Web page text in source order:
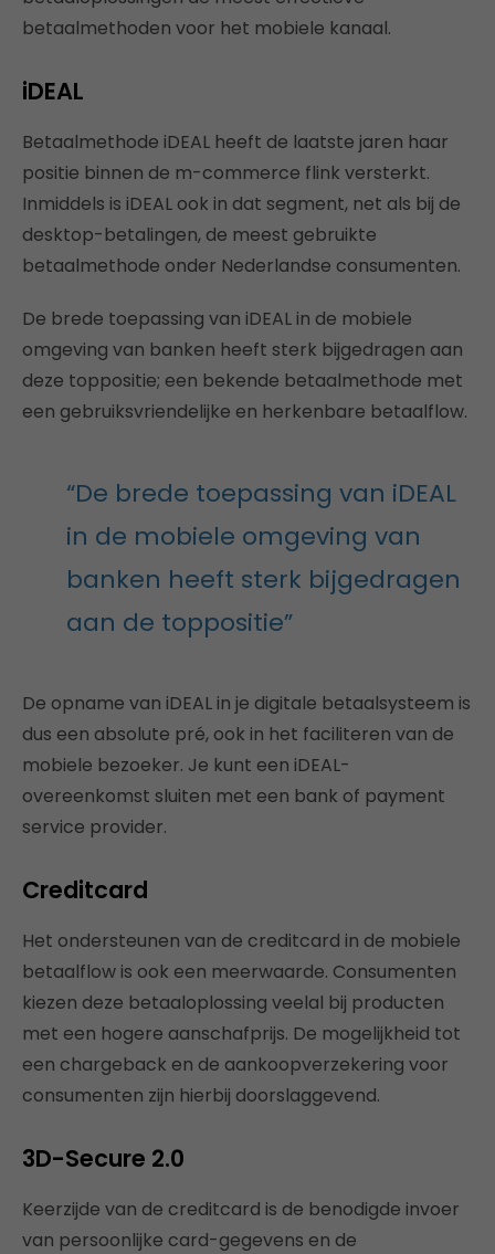
betaalmethoden voor het mobiele kanaal.
iDEAL
Betaalmethode iDEAL heeft de laatste jaren haar
positie binnen de m-commerce flink versterkt.
Inmiddels is iDEAL ook in dat segment, net als bij de
desktop-betalingen, de meest gebruikte
betaalmethode onder Nederlandse consumenten.
De brede toepassing van iDEAL in de mobiele
omgeving van banken heeft sterk bijgedragen aan
deze toppositie; een bekende betaalmethode met
een gebruiksvriendelijke en herkenbare betaalflow.
“De brede toepassing van iDEAL
in de mobiele omgeving van
banken heeft sterk bijgedragen
aan de toppositie”
De opname van iDEAL in je digitale betaalsysteem is
dus een absolute pré, ook in het faciliteren van de
mobiele bezoeker. Je kunt een iDEAL-
overeenkomst sluiten met een bank of payment
service provider.
Creditcard
Het ondersteunen van de creditcard in de mobiele
betaalflow is ook een meerwaarde. Consumenten
kiezen deze betaaloplossing veelal bij producten
met een hogere aanschafprijs. De mogelijkheid tot
een chargeback en de aankoopverzekering voor
consumenten zijn hierbij doorslaggevend.
3D-Secure 2.0
Keerzijde van de creditcard is de benodigde invoer
van persoonlijke card-gegevens en de